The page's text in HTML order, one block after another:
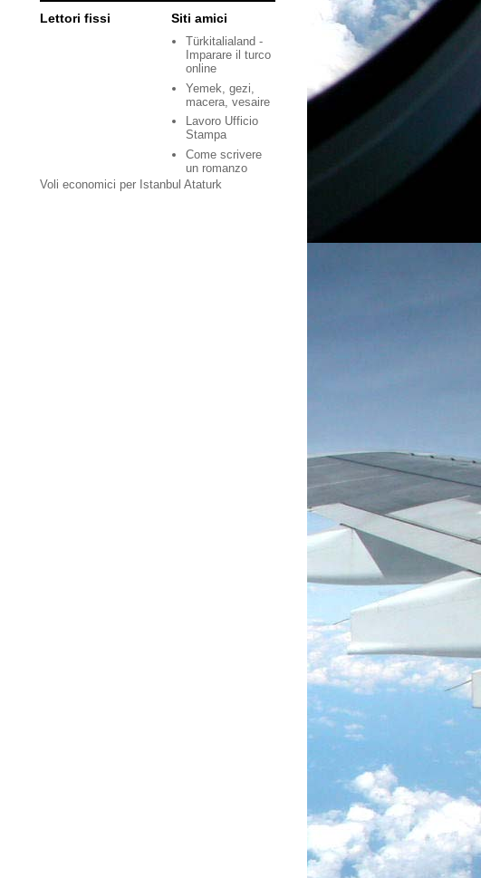
Lettori fissi Siti amici
Türkitalialand -
Imparare il turco
online
Yemek, gezi,
macera, vesaire
Lavoro Ufficio
Stampa
Come scrivere
un romanzo
Voli economici per Istanbul Ataturk